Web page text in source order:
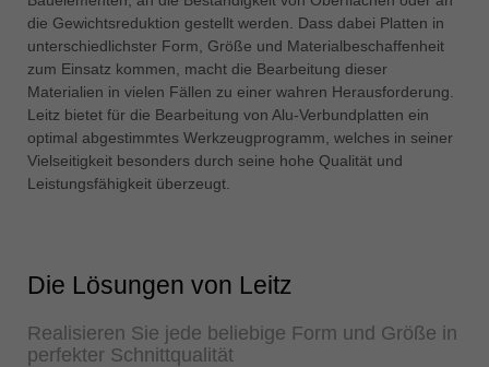
tiếng việt
中国
中文
ประเทศไทย
ไทย
Україна
die Gewichtsreduktion gestellt werden. Dass dabei Platten in
unterschiedlichster Form, Größe und Materialbeschaffenheit
zum Einsatz kommen, macht die Bearbeitung dieser
Materialien in vielen Fällen zu einer wahren Herausforderung.
Leitz bietet für die Bearbeitung von Alu-Verbundplatten ein
optimal abgestimmtes Werkzeugprogramm, welches in seiner
Vielseitigkeit besonders durch seine hohe Qualität und
Leistungsfähigkeit überzeugt.
Die Lösungen von Leitz
Realisieren Sie jede beliebige Form und Größe in
perfekter Schnittqualität